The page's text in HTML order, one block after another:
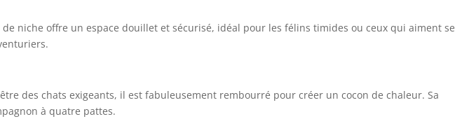
de niche offre un espace douillet et sécurisé, idéal pour les félins timides ou ceux qui aiment se
des chats exigeants, il est fabuleusement rembourré pour créer un cocon de chaleur. Sa
à quatre pattes.